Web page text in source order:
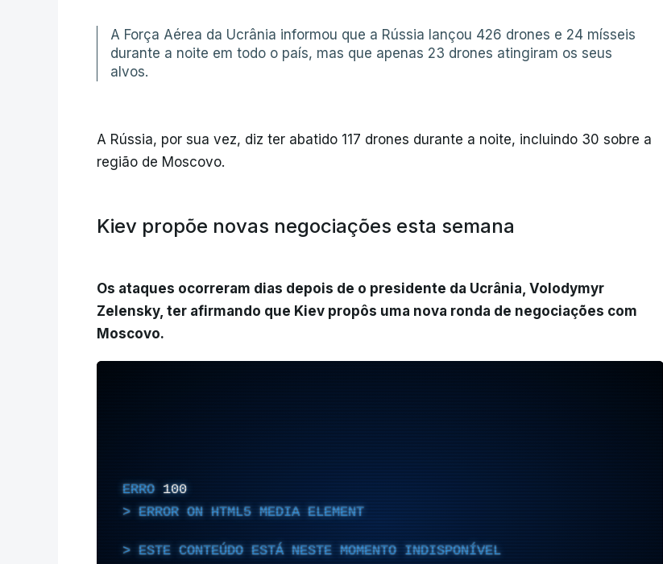
A Força Aérea da Ucrânia informou que a Rússia lançou 426 drones e 24 mísseis
durante a noite em todo o país, mas que apenas 23 drones atingiram os seus
alvos.
A Rússia, por sua vez, diz ter abatido 117 drones durante a noite, incluindo 30 sobre a
região de Moscovo.
Kiev propõe novas negociações esta semana
Os ataques ocorreram dias depois de o presidente da Ucrânia, Volodymyr
Zelensky, ter afirmando que Kiev propôs uma nova ronda de negociações com
Moscovo.
ERRO 100
ERROR ON HTML5 MEDIA ELEMENT
ESTE CONTEÚDO ESTÁ NESTE MOMENTO INDISPONÍVEL